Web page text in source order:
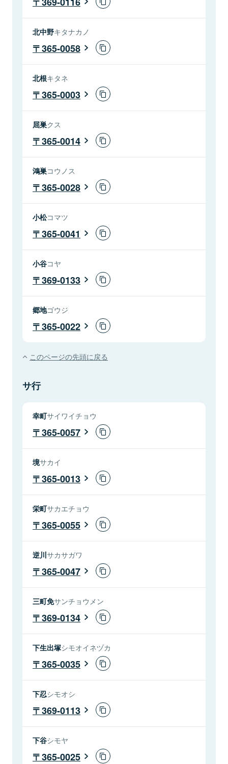
北中野キタナカノ
365-0058
北根キタネ
365-0003
屈巣クス
365-0014
鴻巣コウノス
365-0028
小松コマツ
365-0041
小谷コヤ
369-0133
郷地ゴウジ
365-0022
このページの先頭に戻る
サ行
幸町サイワイチョウ
365-0057
境サカイ
365-0013
栄町サカエチョウ
365-0055
逆川サカサガワ
365-0047
三町免サンチョウメン
369-0134
下生出塚シモオイネヅカ
365-0035
下忍シモオシ
369-0113
下谷シモヤ
365-0025